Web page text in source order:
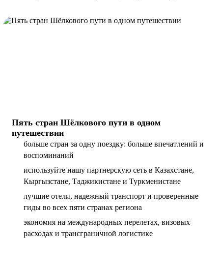
Пять стран Шёлкового пути в одном
путешествии
больше стран за одну поездку: больше впечатлений и
воспоминаний
используйте нашу партнерскую сеть в Казахстане,
Кыргызстане, Таджикистане и Туркменистане
лучшие отели, надежный транспорт и проверенные
гиды во всех пяти странах региона
экономия на международных перелетах, визовых
расходах и трансграничной логистике